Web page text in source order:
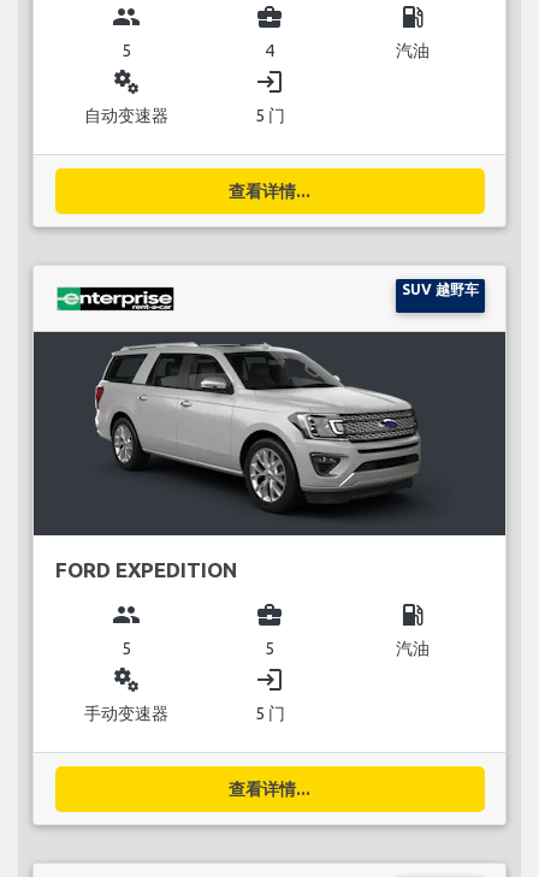
group
5
business_center
4
local_gas_station
汽油
miscellaneous_services
自动变速器
login
5 门
查看详情...
SUV 越野车
FORD EXPEDITION
group
5
business_center
5
local_gas_station
汽油
miscellaneous_services
手动变速器
login
5 门
查看详情...